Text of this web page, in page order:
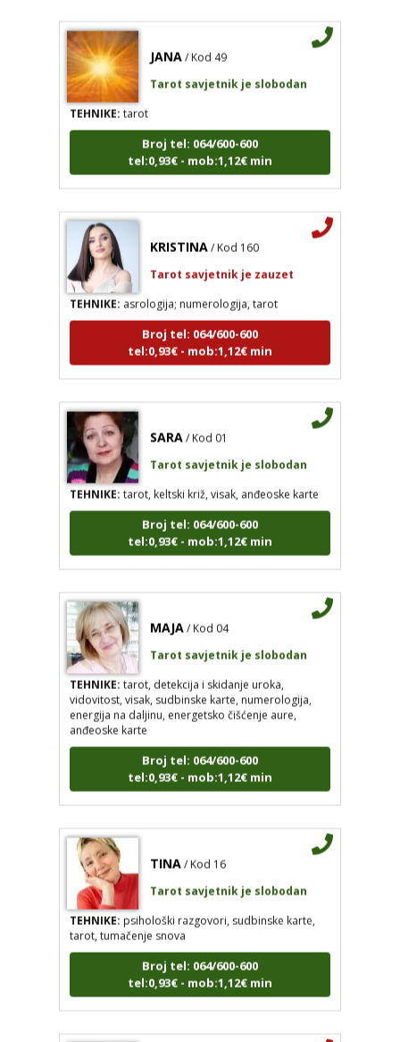
Tarot savjetnik je slobodan
TEHNIKE:tarot
Broj tel: 064/600-600
tel:0,93€ - mob:1,12€ min
Tarot savjetnik je zauzet
TEHNIKE:asrologija; numerologija, tarot
Broj tel: 064/600-600
tel:0,93€ - mob:1,12€ min
Tarot savjetnik je slobodan
TEHNIKE:tarot, keltski križ, visak, anđeoske karte
Broj tel: 064/600-600
tel:0,93€ - mob:1,12€ min
Tarot savjetnik je slobodan
TEHNIKE:tarot, detekcija i skidanje uroka,
vidovitost, visak, sudbinske karte, numerologija,
energija na daljinu, energetsko čišćenje aure,
anđeoske karte
Broj tel: 064/600-600
tel:0,93€ - mob:1,12€ min
Tarot savjetnik je slobodan
TEHNIKE:psihološki razgovori, sudbinske karte,
tarot, tumačenje snova
Broj tel: 064/600-600
tel:0,93€ - mob:1,12€ min